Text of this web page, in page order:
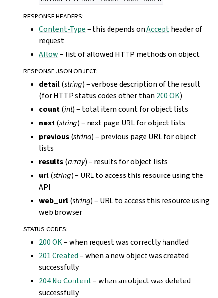
RESPONSE HEADERS:
Content-Type– this depends onAcceptheader of
request
Allow– list of allowed HTTP methods on object
RESPONSE JSON OBJECT:
detail(string) – verbose description of the result
(for HTTP status codes other than 200 OK)
count(int) – total item count for object lists
next(string) – next page URL for object lists
previous(string) – previous page URL for object
lists
results(array) – results for object lists
url(string) – URL to access this resource using the
API
web_url(string) – URL to access this resource using
web browser
STATUS CODES:
200 OK– when request was correctly handled
201 Created– when a new object was created
successfully
204 No Content– when an object was deleted
successfully